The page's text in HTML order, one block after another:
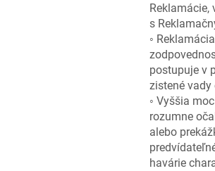
s
◦
postupuje v
zistené vady
◦ Vyššia
rozumne
alebo
havárie